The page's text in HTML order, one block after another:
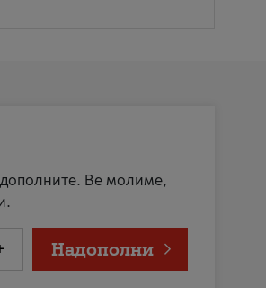
Ве молиме,
Надополни